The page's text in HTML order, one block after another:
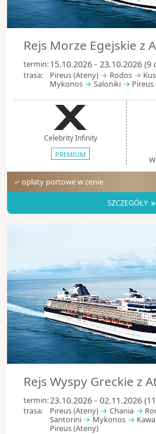
Rejs Morze Egejskie z
termin:15.10.2026 - 23.10.2026 (9
trasa: Pireus (Ateny) Rodos
Mykonos
Saloniki
Celebrity Infinity
PREMIUM
✓ opłaty portowe w cenie
SZCZEGÓŁY »
Rejs Wyspy Greckie z
termin:23.10.2026 - 02.11.2026
trasa: Pireus (Ateny) Chania
Santorini
Mykonos
Pireus (Ateny)